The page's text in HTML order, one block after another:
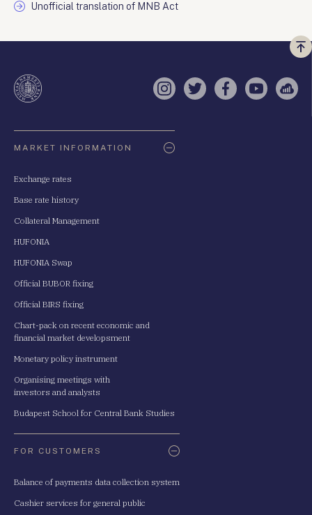
Unofficial translation of MNB Act
a
Instagram
TwitterFacebook
YouTube
MARKET INFORMATION
Exchange rates
Base rate history
Collateral Management
HUFONIA
HUFONIA Swap
Official BUBOR fixing
Official BIRS fixing
Chart-pack on recent economic and
financial market developsment
Monetary policy instrument
Organising meetings with
investors and analysts
Budapest School for Central Bank Studies
FOR CUSTOMERS
Balance of payments data collection system
Cashier services for general public